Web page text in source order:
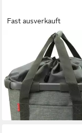
Fast ausverkauft
Fahrradkorb,
"Bike Basket"
80,95 €
lieferbar - in 7-9